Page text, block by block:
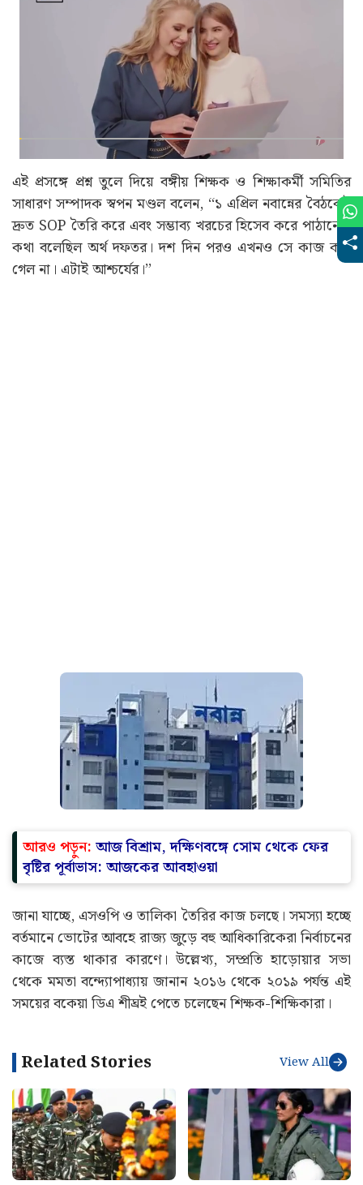
এই প্রসঙ্গে প্রশ্ন তুলে দিয়ে বঙ্গীয় শিক্ষক ও শিক্ষাকর্মী সমিতির
সাধারণ সম্পাদক স্বপন মণ্ডল বলেন, ‘‘১ এপ্রিল নবান্নের বৈঠকেই
দ্রুত SOP তৈরি করে এবং সম্ভাব্য খরচের হিসেব করে পাঠানোর
কথা বলেছিল অর্থ দফতর। দশ দিন পরও এখনও সে কাজ করা
গেল না। এটাই আশ্চর্যের।’’
আরও পড়ুন: আজ বিশ্রাম, দক্ষিণবঙ্গে সোম থেকে ফের
বৃষ্টির পূর্বাভাস: আজকের আবহাওয়া
জানা যাচ্ছে, এসওপি ও তালিকা তৈরির কাজ চলছে। সমস্যা হচ্ছে
বর্তমানে ভোটের আবহে রাজ্য জুড়ে বহু আধিকারিকেরা নির্বাচনের
কাজে ব্যস্ত থাকার কারণে। উল্লেখ্য, সম্প্রতি হাড়োয়ার সভা
থেকে মমতা বন্দ্যোপাধ্যায় জানান ২০১৬ থেকে ২০১৯ পর্যন্ত এই
সময়ের বকেয়া ডিএ শীঘ্রই পেতে চলেছেন শিক্ষক-শিক্ষিকারা।
Related Stories View All